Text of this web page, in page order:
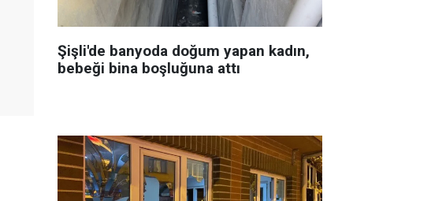
Şişli'de banyoda doğum yapan kadın,
bebeği bina boşluğuna attı